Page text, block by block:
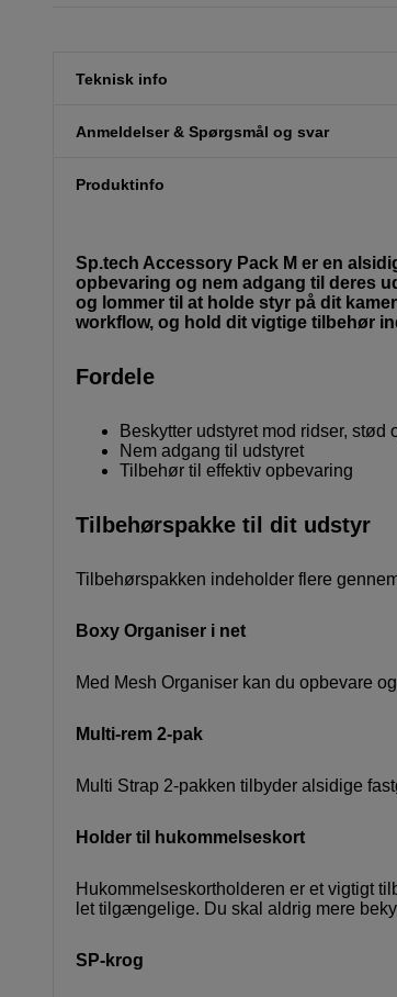
Teknisk info
Anmeldelser & Spørgsmål og svar
Produktinfo
Sp.tech Accessory Pack M er en
opbevaring og nem adgang til deres
og lommer til at holde styr på dit
workflow, og hold dit vigtige tilbehør
Fordele
Beskytter udstyret mod ridser, stød
Nem adgang til udstyret
Tilbehør til effektiv opbevaring
Tilbehørspakke til dit udstyr
Tilbehørspakken indeholder flere
Boxy Organiser i net
Med Mesh Organiser kan du opbevare
Multi-rem 2-pak
Multi Strap 2-pakken tilbyder alsidige
Holder til hukommelseskort
Hukommelseskortholderen er et vigtigt
let tilgængelige. Du skal aldrig mere
SP-krog